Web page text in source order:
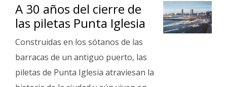
A 30 años del cierre de
las piletas Punta Iglesia
Construidas en los sótanos de las
barracas de un antiguo puerto, las
piletas de Punta Iglesia atraviesan la